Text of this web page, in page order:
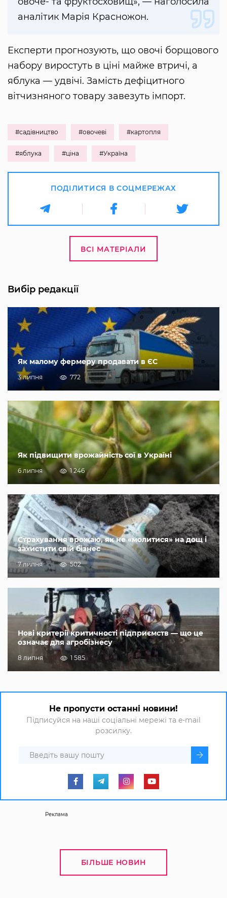
аналітик Марія Красножон.
Експерти прогнозують, що овочі борщового
набору виростуть в ціні майже втричі, а
яблука — удвічі. Замість дефіцитного
вітчизняного товару завезуть імпорт.
#садівництво #овочеві #картопля
#яблука #ціна #Україна
ПОДІЛИТИСЯ В СОЦМЕРЕЖАХ
ВСІ МАТЕРІАЛИ
Вибір редакції
Як малому фермеру продавати в ЄС
3 липня 772
Як підвищити врожайність сої в Україні
6 липня 1 246
Страхування врожаю, як не «молитися» на дощ і
захистити свій бізнес
7 липня 502
Нові критерії критичності підприємств — що це
означає для агробізнесу
8 липня 1 585
Не пропусти останні новини!
Підписуйся на наші соціальні мережі та e-mail
розсилку.
Реклама
БІЛЬШЕ НОВИН